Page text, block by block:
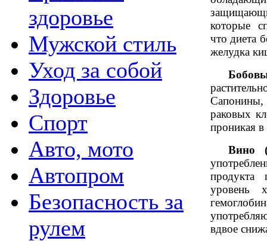
здоровье
Мужской стиль
Уход за собой
Здоровье
Спорт
Авто, мото
Автопром
Безопасность за
рулем
которые
что диета
желудка
раковых
проникая в
Вино
продукта
уровень
вдвое